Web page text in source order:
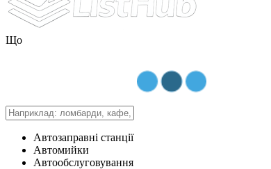
Що
Автозаправні станції
Автомийки
Автообслуговування